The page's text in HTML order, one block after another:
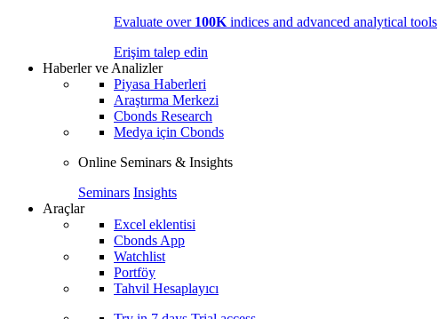
Evaluate over 100K indices and advanced analytical tools
Erişim talep edin
Haberler ve Analizler
Piyasa Haberleri
Araştırma Merkezi
Cbonds Research
Medya için Cbonds
Online Seminars & Insights
Seminars Insights
Araçlar
Excel eklentisi
Cbonds App
Watchlist
Portföy
Tahvil Hesaplayıcı